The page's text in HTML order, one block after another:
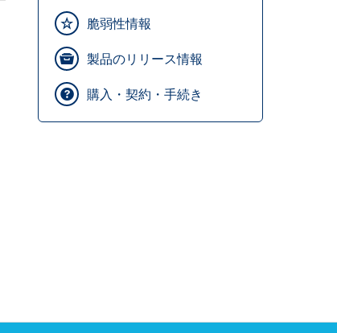
脆弱性情報
製品のリリース情報
購入・契約・手続き